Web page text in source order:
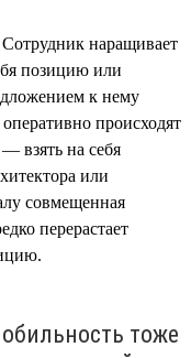
наращивает
позицию или
к нему
происходят
взять на себя
или
совмещенная
перерастает
тоже